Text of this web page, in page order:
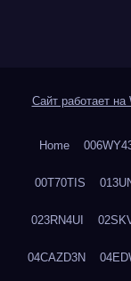
Сайт работает на
Home
00T70TIS
023RN4UI
04CAZD3N